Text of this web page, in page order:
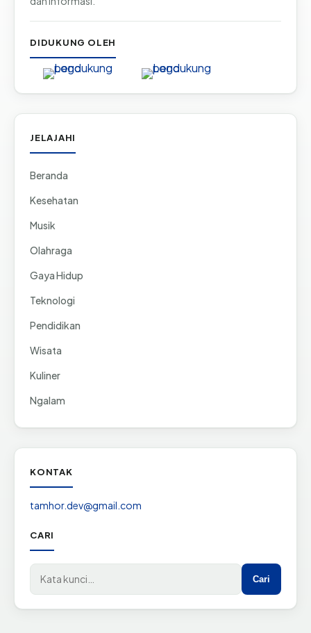
DIDUKUNG OLEH
JELAJAHI
Beranda
Kesehatan
Musik
Olahraga
Gaya Hidup
Teknologi
Pendidikan
Wisata
Kuliner
Ngalam
KONTAK
tamhor.dev@gmail.com
CARI
Cari di situs
Cari